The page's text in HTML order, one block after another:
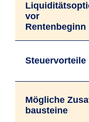
vor
Rentenbeginn
Steuervorteile
Mögliche
bausteine